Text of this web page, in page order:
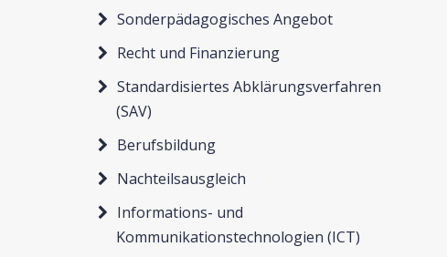
Sonderpädagogisches Angebot
Recht und Finanzierung
Standardisiertes Abklärungsverfahren
(SAV)
Berufsbildung
Nachteilsausgleich
Informations- und
Kommunikationstechnologien (ICT)